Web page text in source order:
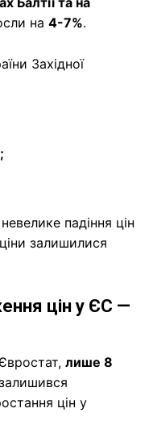
на 4-7%.
Західної
падіння цін
залишилися
цін у ЄС —
лише 8
цін у